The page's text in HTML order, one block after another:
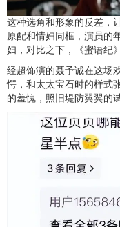
这种选角和形象的反差，
原配和情妇同框，演员的
妇，对比之下，《蜜语纪
经超饰演的聂予诚在这场
愕，和太太宝石时的样式
的羞愧，照旧堤防翼翼的